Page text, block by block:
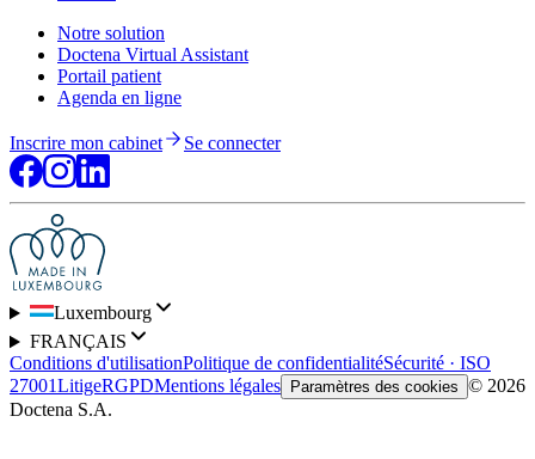
Notre solution
Doctena Virtual Assistant
Portail patient
Agenda en ligne
Inscrire mon cabinet Se connecter
Luxembourg
FRANÇAIS
Conditions d'utilisationPolitique de confidentialitéSécurité · ISO
27001LitigeRGPDMentions légales Paramètres des cookies © 2026
Doctena S.A.